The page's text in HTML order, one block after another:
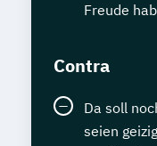
Freude
Contra
Da soll
seien